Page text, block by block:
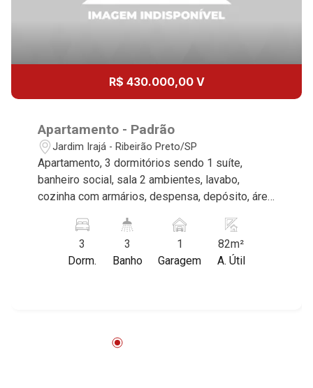
12
13
Aug/Fri
15
17
11:00
12:00R$ 430.000,00 V
Apartamento - Padrão
Jardim Irajá - Ribeirão Preto/SP
Apartamento, 3 dormitórios sendo 1 suíte,
banheiro social, sala 2 ambientes, lavabo,
cozinha com armários, despensa, depósito, área
quintal, 1 vaga, excelente localização, próximo a
Avenida Professor João Fiúsa.
3
Dorm.
3
Banho
1
Garagem
82m²
A. Útil